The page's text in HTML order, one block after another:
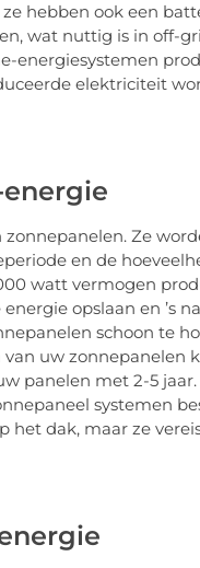
hebben ook een
wat nuttig is in off-
energiesystemen
elektriciteit
Ze
en de
watt vermogen
opslaan en ’s
schoon te
uw zonnepanelen
panelen met 2-5
systemen
het dak, maar ze